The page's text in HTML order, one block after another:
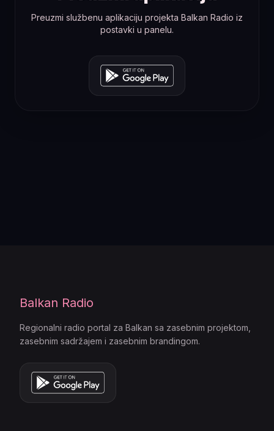
Preuzmi službenu aplikaciju projekta Balkan Radio iz
postavki u panelu.
Balkan Radio
Regionalni radio portal za Balkan sa zasebnim projektom,
zasebnim sadržajem i zasebnim brandingom.